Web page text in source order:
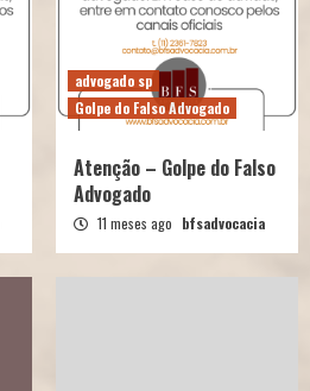
advogado sp
Golpe do Falso Advogado
Atenção – Golpe do Falso
Advogado
11 meses ago bfsadvocacia